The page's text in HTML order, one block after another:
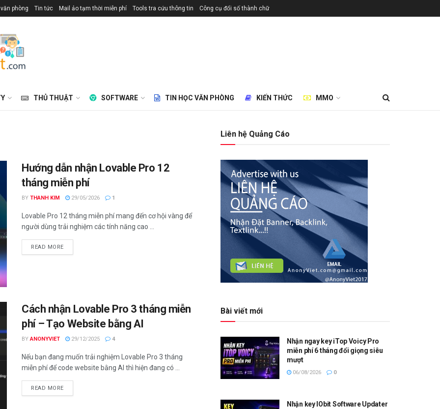
phòng Tin tức Mail ảo tạm thời miễn phí Tools tra cứu thông tin Công cụ đổi số thành chữ
THỦ THUẬT SOFTWARE TIN HỌC VĂN PHÒNG KIẾN THỨC MMO
Hướng dẫn nhận Lovable Pro 12
tháng miễn phí
BY THANH KIM 29/05/2026 1
Lovable Pro 12 tháng miễn phí mang đến cơ hội vàng để
người dùng trải nghiệm các tính năng cao ...
READ MOREDETAILS
Cách nhận Lovable Pro 3 tháng miễn
phí – Tạo Website bằng AI
BY ANONYVIET 29/12/2025 4
Nếu bạn đang muốn trải nghiệm Lovable Pro 3 tháng
miễn phí để code website bằng AI thì hiện đang có ...
READ MOREDETAILS
Liên hệ Quảng Cáo
Bài viết mới
Nhận ngay key iTop Voicy Pro
miễn phí 6 tháng đổi giọng siêu
mượt
06/08/2026 0
Nhận key IObit Software Updater